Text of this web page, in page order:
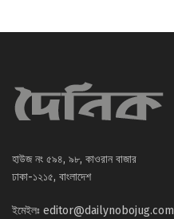
হাউজ নং ৫৯৪, ৯৮, কাওরান বাজার
ঢাকা-১২১৫, বাংলাদেশ
ইমেইলঃ editor@dailynobojug.com